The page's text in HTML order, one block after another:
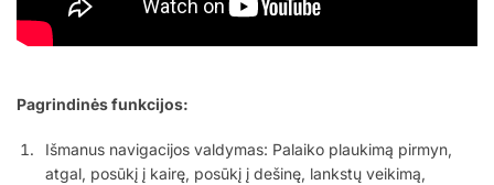
Pagrindinės funkcijos:
Išmanus navigacijos valdymas: Palaiko plaukimą pirmyn,
atgal, posūkį į kairę, posūkį į dešinę, lankstų veikimą,